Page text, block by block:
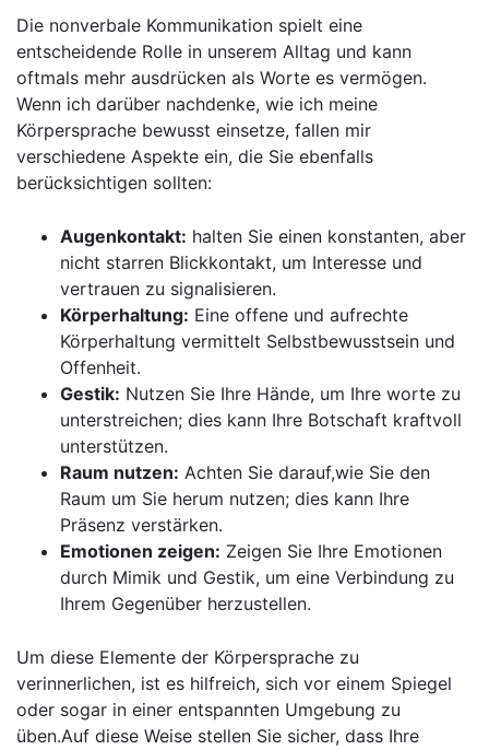
Die nonverbale Kommunikation spielt eine
⁤entscheidende Rolle in ‌unserem Alltag und kann
oftmals mehr⁢ ausdrücken als Worte​ es vermögen.
Wenn ich darüber nachdenke, wie ich meine
Körpersprache bewusst ​einsetze, ​fallen mir
verschiedene ⁢Aspekte ein, die ⁣Sie ebenfalls
‍berücksichtigen sollten:
Augenkontakt: halten Sie einen konstanten, ⁤aber‍
nicht starren Blickkontakt, um Interesse ‌und
vertrauen zu signalisieren.
Körperhaltung: Eine offene ​und aufrechte
⁣Körperhaltung vermittelt Selbstbewusstsein und
Offenheit.
Gestik: Nutzen ⁤Sie Ihre Hände, um Ihre worte⁢ zu
unterstreichen; dies kann Ihre Botschaft kraftvoll
unterstützen.
Raum⁤ nutzen: Achten Sie darauf,wie Sie den
Raum um⁣ Sie herum nutzen;⁤ dies kann⁢ Ihre
Präsenz verstärken.
Emotionen zeigen: Zeigen Sie Ihre ⁤Emotionen
durch Mimik und​ Gestik, um eine Verbindung zu
Ihrem ⁢Gegenüber herzustellen.
Um diese Elemente der Körpersprache zu⁢
verinnerlichen, ist es hilfreich, sich vor einem Spiegel
oder sogar in einer entspannten Umgebung ‍zu
üben.Auf diese Weise⁤ stellen Sie sicher, dass Ihre